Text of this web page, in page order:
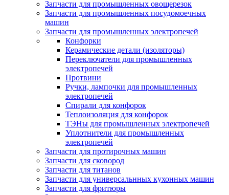
Запчасти для промышленных овощерезок
Запчасти для промышленных посудомоечных
машин
Запчасти для промышленных электропечей
Конфорки
Керамические детали (изоляторы)
Переключатели для промышленных
электропечей
Протвини
Ручки, лампочки для промышленных
электропечей
Спирали для конфорок
Теплоизоляция для конфорок
ТЭНы для промышленных электропечей
Уплотнители для промышленных
электропечей
Запчасти для протирочных машин
Запчасти для сковород
Запчасти для титанов
Запчасти для универсальнных кухонных машин
Запчасти для фритюры